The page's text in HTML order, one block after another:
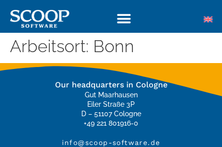
Arbeitsort: Bonn
Our headquarters in Cologne
Gut Maarhausen
Eiler Straße 3P
D – 51107 Cologne
+49 221 801916-0
info@scoop-software.de